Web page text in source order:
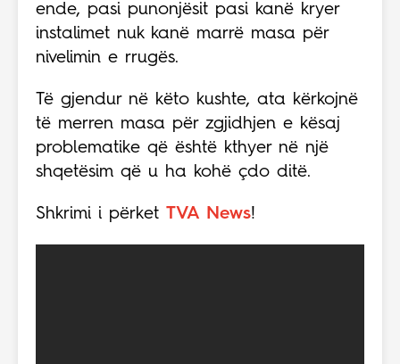
ende, pasi punonjësit pasi kanë kryer
instalimet nuk kanë marrë masa për
nivelimin e rrugës.
Të gjendur në këto kushte, ata kërkojnë
të merren masa për zgjidhjen e kësaj
problematike që është kthyer në një
shqetësim që u ha kohë çdo ditë.
Shkrimi i përket TVA News!